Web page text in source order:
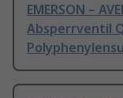
EMERSON –
Absperrventil